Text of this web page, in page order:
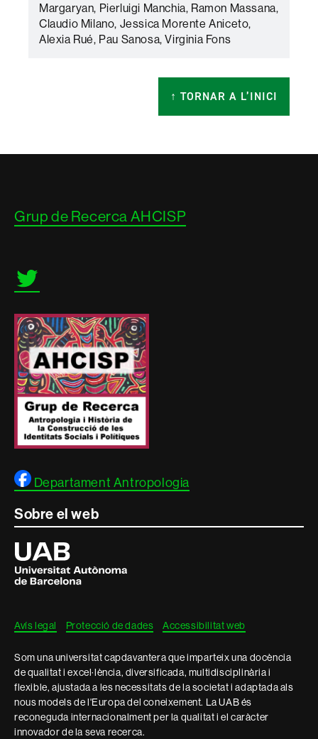
Margaryan, Pierluigi Manchia, Ramon Massana,
Claudio Milano, Jessica Morente Aniceto,
Alexia Rué, Pau Sanosa, Virginia Fons
↑ TORNAR A L’INICI
legal
Grup de Recerca AHCISP
Twitter
Departament Antropologia
Sobre el web
Universitat
Autònoma
de
Barcelona
Avís legal Protecció de dades Accessibilitat web
Som una universitat capdavantera que imparteix una docència
de qualitat i excel·lència, diversificada, multidisciplinària i
flexible, ajustada a les necessitats de la societat i adaptada als
nous models de l'Europa del coneixement. La UAB és
reconeguda internacionalment per la qualitat i el caràcter
innovador de la seva recerca.